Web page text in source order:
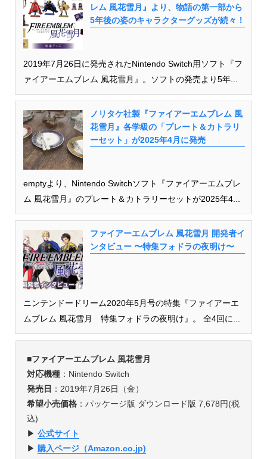
レム 風花雪月』より、物語の第一部から
5年後の姿のキャラクターグッズが続々！
2019年7月26日に発売されたNintendo Switch用ソフト『フ
ァイアーエムブレム 風花雪月』。ソフトの発売より5年...
ノリタケ社製『ファイアーエムブレム 風
花雪月』各学級の「プレート＆カトラリ
ーセット」が2025年4月に発売
emptyより、Nintendo Switchソフト『ファイアーエムブレ
ム 風花雪月』のプレート＆カトラリーセットが2025年4...
ファイアーエムブレム 風花雪月 開発者イ
ンタビュー 〜特集フォドラの夜明け〜
ニンテンドードリーム2020年5月号の特集『ファイアーエ
ムブレム 風花雪月 特集フォドラの夜明け』。 全4回に...
■ファイアーエムブレム 風花雪月
対応機種：Nintendo Switch
発売日 ：2019年7月26日（金）
希望小売価格：パッケージ版 ダウンロード版 7,678円(税
込)
▶︎ 公式サイト
▶︎ 購入ページ（Amazon.co.jp)